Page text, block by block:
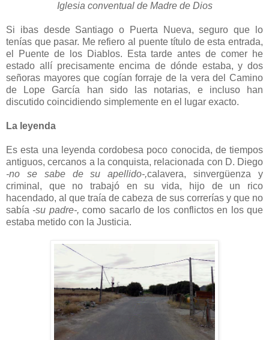
Iglesia conventual de Madre de Dios
Si ibas desde Santiago o Puerta Nueva, seguro que lo
tenías que pasar. Me refiero al puente título de esta entrada,
el Puente de los Diablos. Esta tarde antes de comer he
estado allí precisamente encima de dónde estaba, y dos
señoras mayores que cogían forraje de la vera del Camino
de Lope García han sido las notarias, e incluso han
discutido coincidiendo simplemente en el lugar exacto.
La leyenda
Es esta una leyenda cordobesa poco conocida, de tiempos
antiguos, cercanos a la conquista, relacionada con D. Diego
-no se sabe de su apellido-,calavera, sinvergüenza y
criminal, que no trabajó en su vida, hijo de un rico
hacendado, al que traía de cabeza de sus correrías y que no
sabía -su padre-, como sacarlo de los conflictos en los que
estaba metido con la Justicia.